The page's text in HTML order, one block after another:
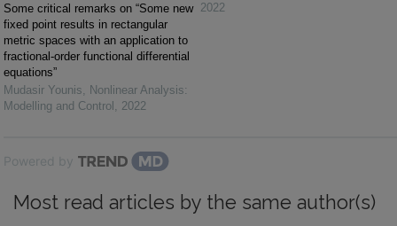
Some critical remarks on “Some new
fixed point results in rectangular
metric spaces with an application to
fractional-order functional differential
equations”
Mudasir Younis, Nonlinear Analysis:
Modelling and Control , 2022
2022
Powered by
Most read articles by the same author(s)